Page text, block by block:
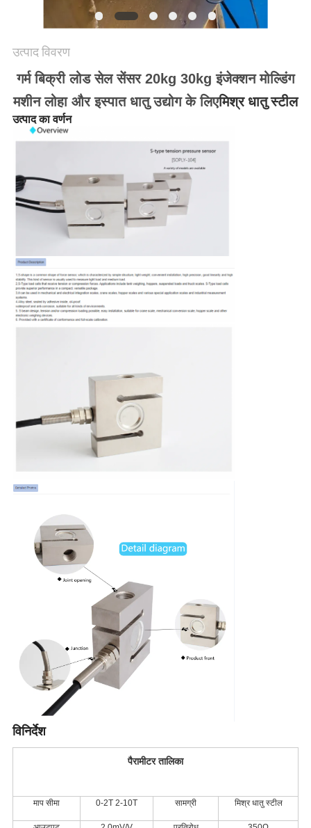
उत्पाद विवरण
गर्म बिक्री लोड सेल सेंसर 20kg 30kg इंजेक्शन मोल्डिंग
मशीन लोहा और इस्पात धातु उद्योग के लिएमिश्र धातु स्टील
उत्पाद का वर्णन
विनिर्देश
पैरामीटर तालिका
माप सीमा 0-2T 2-10T सामग्री मिश्र धातु स्टील